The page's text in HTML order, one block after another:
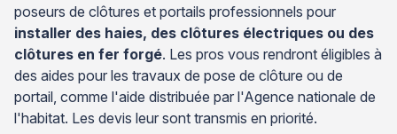
poseurs de clôtures et portails professionnels pour
installer des haies, des clôtures électriques ou des
clôtures en fer forgé. Les pros vous rendront éligibles à
des aides pour les travaux de pose de clôture ou de
portail, comme l'aide distribuée par l'Agence nationale de
l'habitat. Les devis leur sont transmis en priorité.